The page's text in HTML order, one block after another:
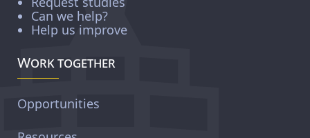
Can we help?
Help us improve
Work together
Opportunities